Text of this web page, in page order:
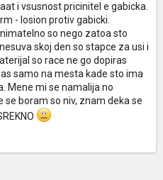
i vsusnost pricinitel e gabicka.
- losion protiv gabicki.
so nego zatoa sto
skoj den so stapce za usi i
so race ne go dopiras
samo na mesta kade sto ima
Mene mi se namalija no
boram so niv, znam deka se